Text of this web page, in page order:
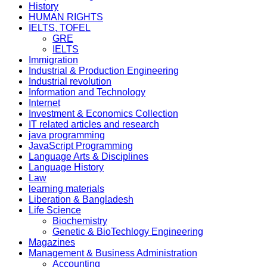
History
HUMAN RIGHTS
IELTS, TOFEL
GRE
IELTS
Immigration
Industrial & Production Engineering
Industrial revolution
Information and Technology
Internet
Investment & Economics Collection
IT related articles and research
java programming
JavaScript Programming
Language Arts & Disciplines
Language History
Law
learning materials
Liberation & Bangladesh
Life Science
Biochemistry
Genetic & BioTechlogy Engineering
Magazines
Management & Business Administration
Accounting